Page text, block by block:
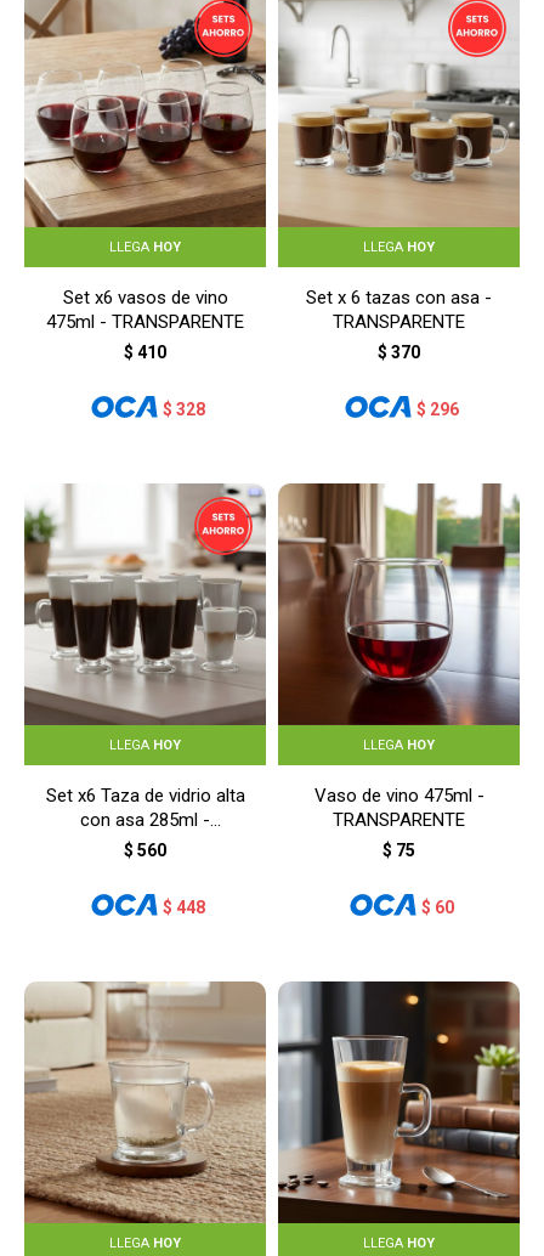
LLEGA HOY
Set x6 vasos de vino
475ml - TRANSPARENTE
$ 410
$ 328
LLEGA HOY
Set x 6 tazas con asa -
TRANSPARENTE
$ 370
$ 296
LLEGA HOY
Set x6 Taza de vidrio alta
con asa 285ml -
TRANSPARENTE
$ 560
$ 448
LLEGA HOY
Vaso de vino 475ml -
TRANSPARENTE
$ 75
$ 60
LLEGA HOY LLEGA HOY